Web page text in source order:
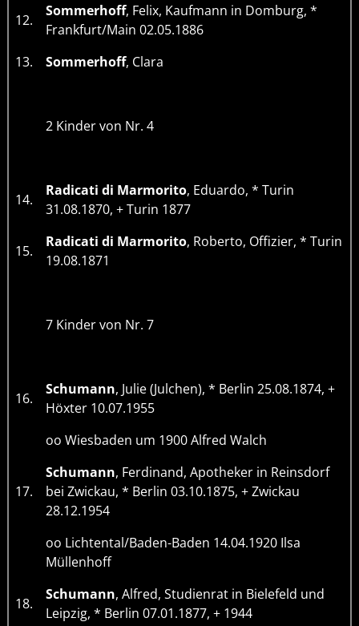
12.
Sommerhoff, Felix, Kaufmann in Domburg, *
Frankfurt/Main 02.05.1886
13.
Sommerhoff, Clara
2 Kinder von Nr. 4
14.
Radicati di Marmorito, Eduardo, * Turin
31.08.1870, + Turin 1877
15.
Radicati di Marmorito, Roberto, Offizier, * Turin
19.08.1871
7 Kinder von Nr. 7
16.
Schumann, Julie (Julchen), * Berlin 25.08.1874, +
Höxter 10.07.1955
oo Wiesbaden um 1900 Alfred Walch
17.
Schumann, Ferdinand, Apotheker in Reinsdorf
bei Zwickau, * Berlin 03.10.1875, + Zwickau
28.12.1954
oo Lichtental/Baden-Baden 14.04.1920 Ilsa
Müllenhoff
18.
Schumann, Alfred, Studienrat in Bielefeld und
Leipzig, * Berlin 07.01.1877, + 1944